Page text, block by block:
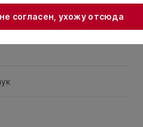
согласен, ухожу отсюда